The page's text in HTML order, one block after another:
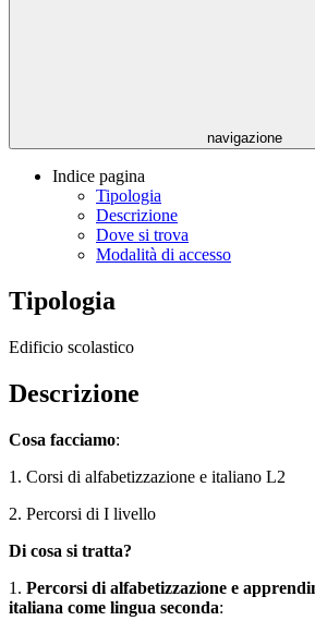
navigazione
Indice pagina
Tipologia
Descrizione
Dove si trova
Modalità di accesso
Tipologia
Edificio scolastico
Descrizione
Cosa facciamo:
1. Corsi di alfabetizzazione e italiano L2
2. Percorsi di I livello
Di cosa si tratta?
1. Percorsi di alfabetizzazione e
italiana come lingua seconda: